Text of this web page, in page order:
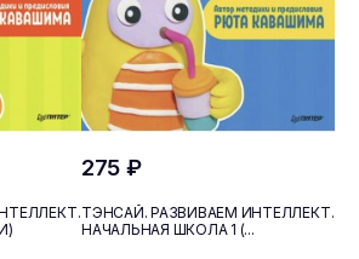
275 ₽
ТЭНСАЙ. РАЗВИВАЕМ ИНТЕЛЛЕКТ.
НАЧАЛЬНАЯ ШКОЛА 1 (...